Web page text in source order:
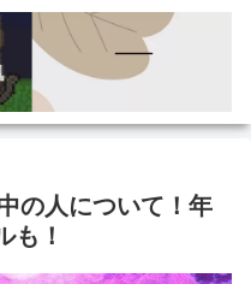
の人について！年
も！